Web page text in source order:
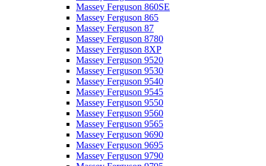
Massey Ferguson 860SE
Massey Ferguson 865
Massey Ferguson 87
Massey Ferguson 8780
Massey Ferguson 8XP
Massey Ferguson 9520
Massey Ferguson 9530
Massey Ferguson 9540
Massey Ferguson 9545
Massey Ferguson 9550
Massey Ferguson 9560
Massey Ferguson 9565
Massey Ferguson 9690
Massey Ferguson 9695
Massey Ferguson 9790